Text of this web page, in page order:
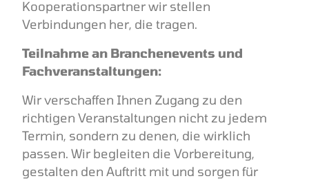
Kooperationspartner wir stellen
Verbindungen her, die tragen.
Teilnahme an Branchenevents und
Fachveranstaltungen:
Wir verschaffen Ihnen Zugang zu den
richtigen Veranstaltungen nicht zu jedem
Termin, sondern zu denen, die wirklich
passen. Wir begleiten die Vorbereitung,
gestalten den Auftritt mit und sorgen für